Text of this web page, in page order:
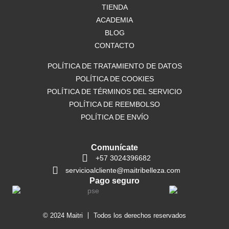
r
a
m
TIENDA
ACADEMIA
BLOG
CONTACTO
POLÍTICA DE TRATAMIENTO DE DATOS
POLÍTICA DE COOKIES
POLÍTICA DE TÉRMINOS DEL SERVICIO
POLÍTICA DE REEMBOLSO
POLÍTICA DE ENVÍO
Comunícate
+57 3024396682
servicioalcliente@maitribelleza.com
Pago seguro
© 2024 Maitri Todos los derechos reservados